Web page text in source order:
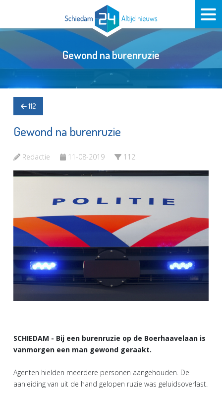
Gewond na burenruzie
112
Gewond na burenruzie
Redactie 11-08-2019 112
SCHIEDAM - Bij een burenruzie op de Boerhaavelaan is
vanmorgen een man gewond geraakt.
Agenten hielden meerdere personen aangehouden. De
aanleiding van uit de hand gelopen ruzie was geluidsoverlast.